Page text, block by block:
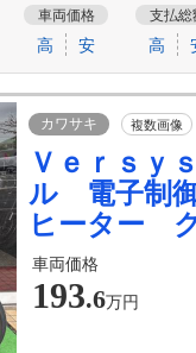
車両価格
高 安
支払総
高
カワサキ 複数画像
Ｖｅｒｓ
ル 電子制
ヒーター
車両価格
193.6万円